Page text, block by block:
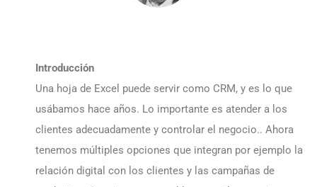
Introducción
Una hoja de Excel puede servir como CRM, y es lo que
usábamos hace años. Lo importante es atender a los
clientes adecuadamente y controlar el negocio.. Ahora
tenemos múltiples opciones que integran por ejemplo la
relación digital con los clientes y las campañas de